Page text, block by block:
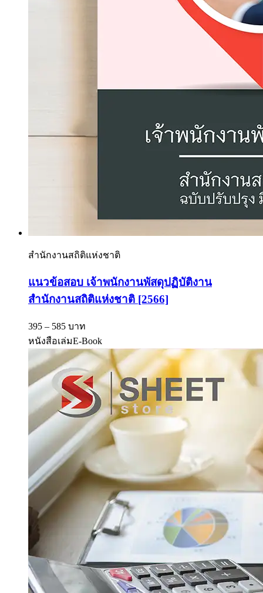
สำนักงานสถิติแห่งชาติ
แนวข้อสอบ เจ้าพนักงานพัสดุปฏิบัติงาน
สำนักงานสถิติแห่งชาติ [2566]
395 – 585 บาท
หนังสือเล่มE-Book